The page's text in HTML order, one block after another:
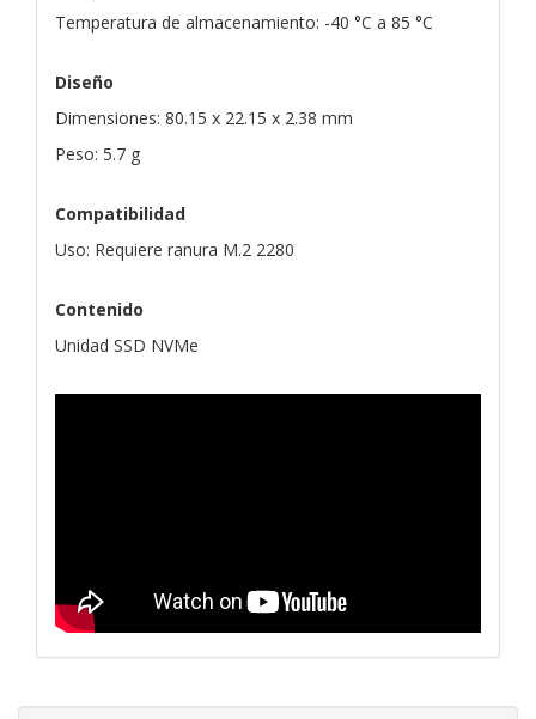
Temperatura de almacenamiento: -40 °C a 85 °C
Diseño
Dimensiones: 80.15 x 22.15 x 2.38 mm
Peso: 5.7 g
Compatibilidad
Uso: Requiere ranura M.2 2280
Contenido
Unidad SSD NVMe